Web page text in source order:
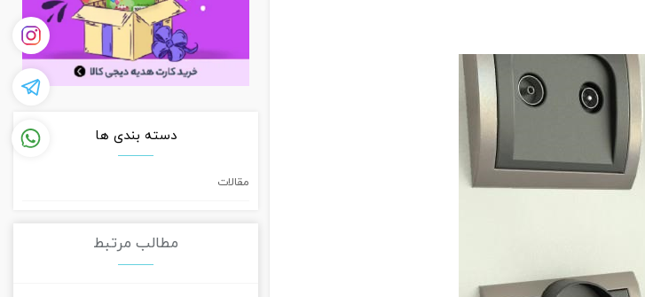
دسته بندی ها
مقالات
مطالب مرتبط